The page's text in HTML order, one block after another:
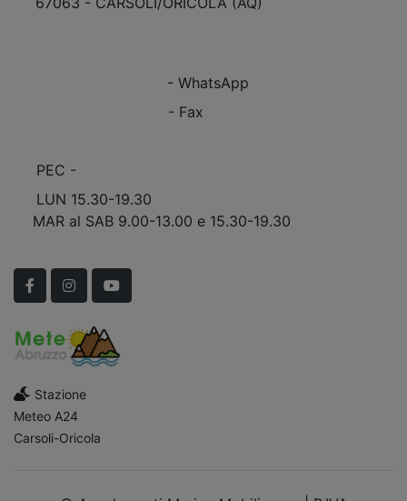
- WhatsApp
- Fax
PEC -
LUN 15.30-19.30
MAR al SAB 9.00-13.00 e 15.30-19.30
FacebookInstagramYouTube
Stazione
Meteo A24
Carsoli-Oricola